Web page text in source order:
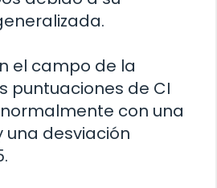
el campo de la
puntuaciones de CI
con una
una desviación